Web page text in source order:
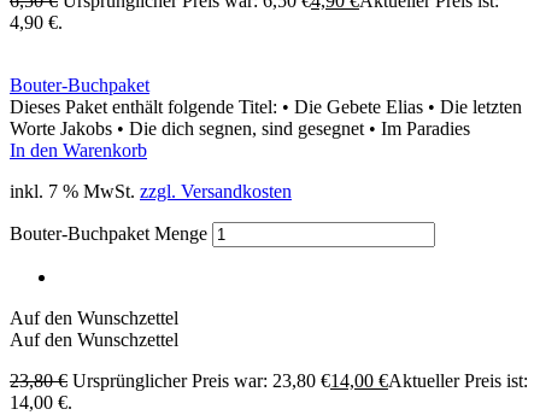
4,90 €.
Bouter-Buchpaket
Dieses Paket enthält folgende Titel: • Die Gebete Elias • Die letzten
Worte Jakobs • Die dich segnen, sind gesegnet • Im Paradies
In den Warenkorb
inkl. 7 % MwSt. zzgl. Versandkosten
Bouter-Buchpaket Menge
Auf den Wunschzettel
Auf den Wunschzettel
23,80€ Ursprünglicher Preis war: 23,80 €14,00 €Aktueller Preis ist:
14,00 €.